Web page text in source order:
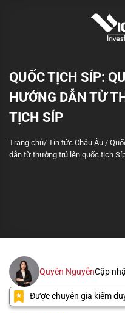
QUỐC TỊCH SÍP:
HƯỚNG DẪN TỪ
TỊCH SÍP
Trang chủ/ Tin tức Châu Âu /
dẫn từ thường trú lên quốc tịch
Quyên NguyễnCập
Được chuyên gia kiểm